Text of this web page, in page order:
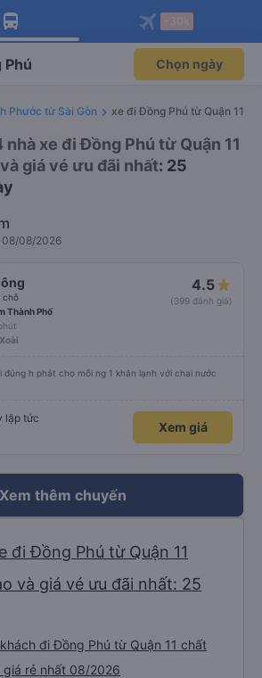
app Vexere ngay!
ưu đãi thành viên độc
Mở app
app Vexere
ghế khi đặt vé máy bay qua
Mở app
Phú Chọn ngày
Phước từ Sài Gòn xe đi Đồng Phú từ Quận 11
xe đi Đồng Phú từ Quận 11
giá vé ưu đãi nhất: 25
08/08/2026
chỗ
4.5
(399 đánh giá)
Thành Phố
đúng h phát cho mỗi ng 1 khăn lạnh với chai nước
lập tức
Xem giá
Xem thêm chuyến
đi Đồng Phú từ Quận 11
và giá vé ưu đãi nhất: 25
đi Đồng Phú từ Quận 11 chất
rẻ nhất 08/2026